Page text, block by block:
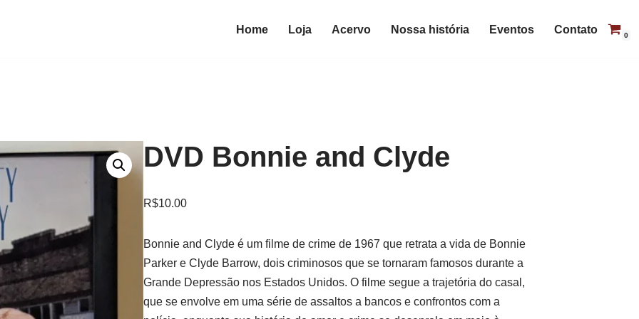
Home Loja Acervo Nossa história Eventos Contato 0
DVD Bonnie and Clyde
R$10.00
Bonnie and Clyde é um filme de crime de 1967 que retrata a vida de Bonnie
Parker e Clyde Barrow, dois criminosos que se tornaram famosos durante a
Grande Depressão nos Estados Unidos. O filme segue a trajetória do casal,
que se envolve em uma série de assaltos a bancos e confrontos com a